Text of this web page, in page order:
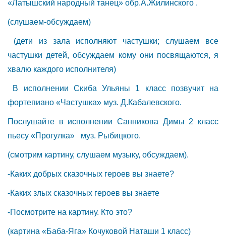
«Латышский народный танец» обр.А.Жилинского .
(слушаем-обсуждаем)
(дети из зала исполняют частушки; слушаем все
частушки детей, обсуждаем кому они посвящаются, я
хвалю каждого исполнителя)
В исполнении Скиба Ульяны 1 класс позвучит на
фортепиано «Частушка» муз. Д.Кабалевского.
Послушайте в исполнении Санникова Димы 2 класс
пьесу «Прогулка» муз. Рыбицкого.
(смотрим картину, слушаем музыку, обсуждаем).
-Каких добрых сказочных героев вы знаете?
-Каких злых сказочных героев вы знаете
-Посмотрите на картину. Кто это?
(картина «Баба-Яга» Кочуковой Наташи 1 класс)